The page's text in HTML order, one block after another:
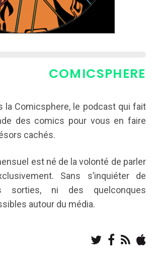
COMICSPHERE
la Comicsphere, le podcast qui fait
des comics pour vous en faire
cachés.
est né de la volonté de parler
Sans s’inquiéter de
sorties, ni des quelconques
autour du média.